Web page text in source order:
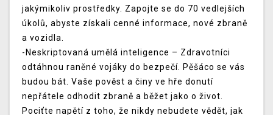
jakýmikoliv prostředky. Zapojte se do 70 vedlejších
úkolů, abyste získali cenné informace, nové zbraně
a vozidla.
-Neskriptovaná umělá inteligence – Zdravotníci
odtáhnou raněné vojáky do bezpečí. Pěšáco se vás
budou bát. Vaše pověst a činy ve hře donutí
nepřátele odhodit zbraně a běžet jako o život.
Pociťte napětí z toho, že nikdy nebudete vědět, jak